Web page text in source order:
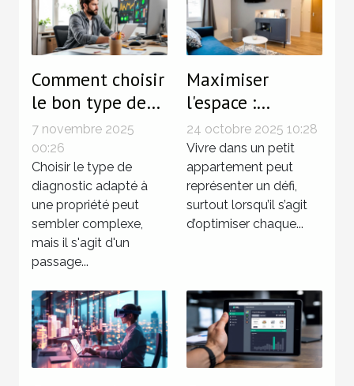
Comment choisir
le bon type de
diagnostic pour
votre propriété?
7 novembre 2025
00:26
Choisir le type de
diagnostic adapté à
une propriété peut
sembler complexe,
mais il s'agit d'un
passage...
Maximiser
l'espace :
techniques
innovantes pour
petits
appartements
24 octobre 2025 10:28
Vivre dans un petit
appartement peut
représenter un défi,
surtout lorsqu’il s’agit
d’optimiser chaque...